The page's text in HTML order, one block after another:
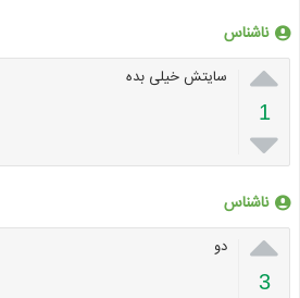
ناشناس

1

سایتش خیلی بده
ناشناس

3
دو